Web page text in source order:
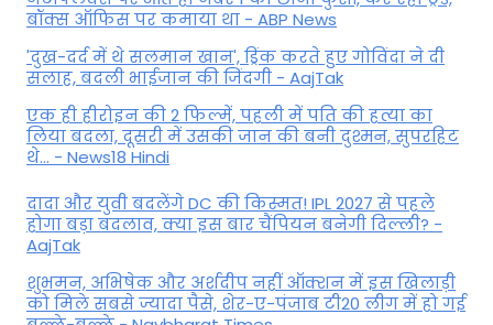
बॉक्स ऑफिस पर कमाया था - ABP News
'दुख-दर्द में थे सलमान खान', ड्रिंक करते हुए गोविंदा ने दी
सलाह, बदली भाईजान की जिंदगी - AajTak
एक ही हीरोइन की 2 फिल्में, पहली में पति की हत्या का
लिया बदला, दूसरी में उसकी जान की बनी दुश्मन, सुपरहिट
थे... - News18 Hindi
दादा और युवी बदलेंगे DC की किस्मत! IPL 2027 से पहले
होगा बड़ा बदलाव, क्या इस बार चैंपियन बनेगी दिल्ली? -
AajTak
शुभमन, अभिषेक और अर्शदीप नहीं ऑक्शन में इस खिलाड़ी
को मिले सबसे ज्यादा पैसे, शेर-ए-पंजाब टी20 लीग में हो गई